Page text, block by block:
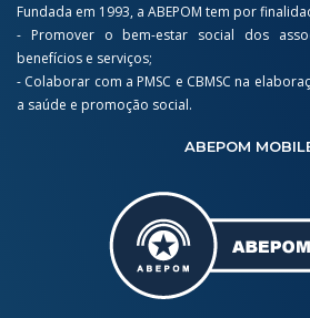
Fundada em 1993, a ABEPOM tem por
- Promover o bem-estar social dos
benefícios e serviços;
- Colaborar com a PMSC e CBMSC na
a saúde e promoção social.
ABEPOM